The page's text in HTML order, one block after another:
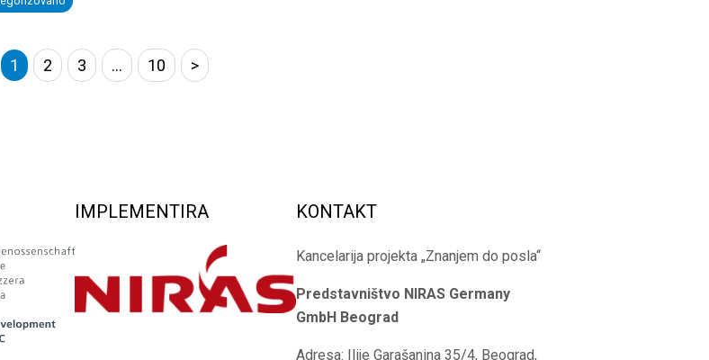
1 2 3 … 10 >
IMPLEMENTIRA KONTAKT
Kancelarija projekta „Znanjem do posla“
Predstavništvo NIRAS Germany
GmbH Beograd
Adresa: Ilije Garašanina 35/4, Beograd,